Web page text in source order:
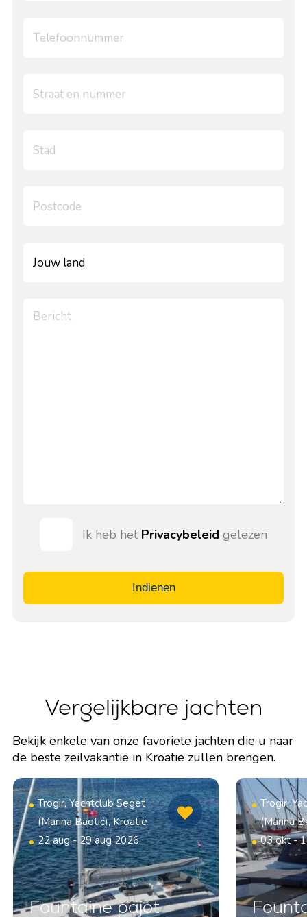
Ik heb het Privacybeleid gelezen
Indienen
Vergelijkbare jachten
Bekijk enkele van onze favoriete jachten die u naar
de beste zeilvakantie in Kroatië zullen brengen.
Trogir, Yachtclub Seget
(Marina Baotić), Kroatië
22 aug - 29 aug 2026
Fountaine pajot
Trogir,
(Marina
03 okt -